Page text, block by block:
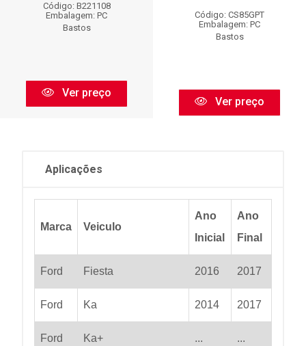
Código: B221108
Embalagem: PC
Bastos
Ver preço
Código: CS85GPT
Embalagem: PC
Bastos
Ver preço
Aplicações
Marca Veiculo
Ano
Inicial
Ano
Final
Ford Fiesta 2016 2017
Ford Ka 2014 2017
Ford Ka+ ... ...